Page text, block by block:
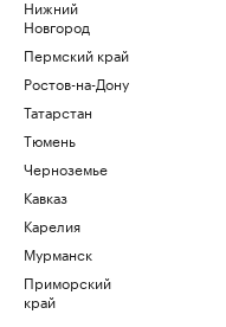
Нижний
Новгород
Пермский край
Ростов-на-Дону
Татарстан
Тюмень
Черноземье
Кавказ
Карелия
Мурманск
Приморский
край